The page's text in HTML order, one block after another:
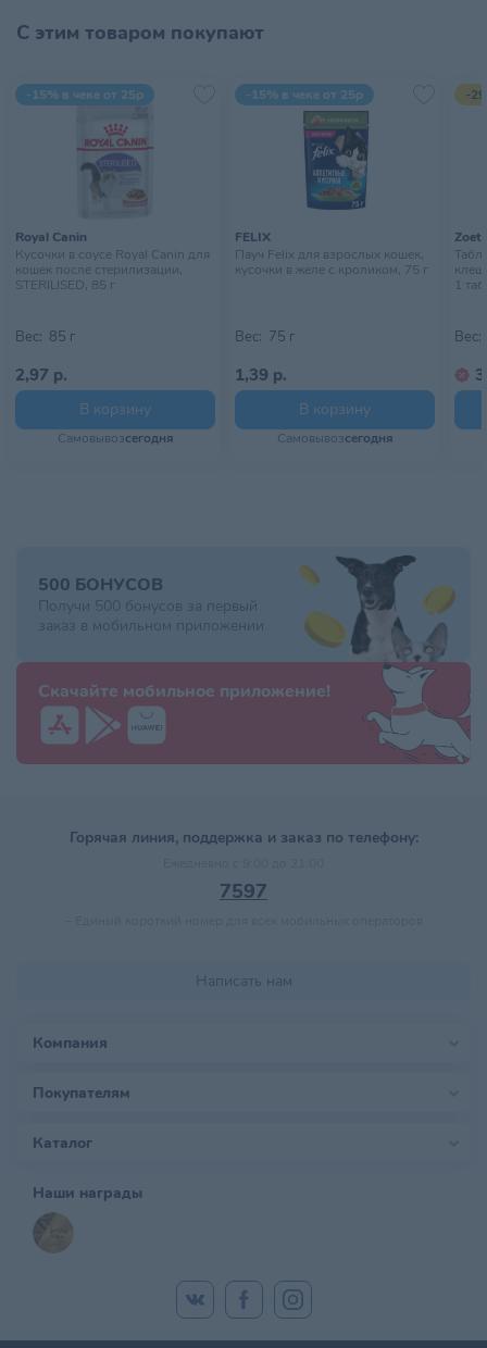
Страна происхождения АВСТРИЯ
Тип питомца Кошки
Тип упаковки
Условия хранения
Хранить в сухом прохладном
месте, недоступном для детей
С этим товаром покупают
-15% в чеке от 25р
Royal Canin
Кусочки в соусе Royal Canin для
кошек после стерилизации,
STERILISED, 85 г
Вес: 85 г
2,97 р.
В корзину
Самовывозсегодня
-15% в чеке от 25р
FELIX
Пауч Felix для взрослых кошек,
кусочки в желе с кроликом, 75 г
Вес: 75 г
1,39 р.
В корзину
Самовывозсегодня
-
1
Вес:
500 БОНУСОВ
Получи 500 бонусов за первый
заказ в мобильном приложении
Скачайте мобильное приложение!
Горячая линия, поддержка и заказ по телефону:
7597
Написать нам
Компания
Покупателям
Каталог
Наши награды